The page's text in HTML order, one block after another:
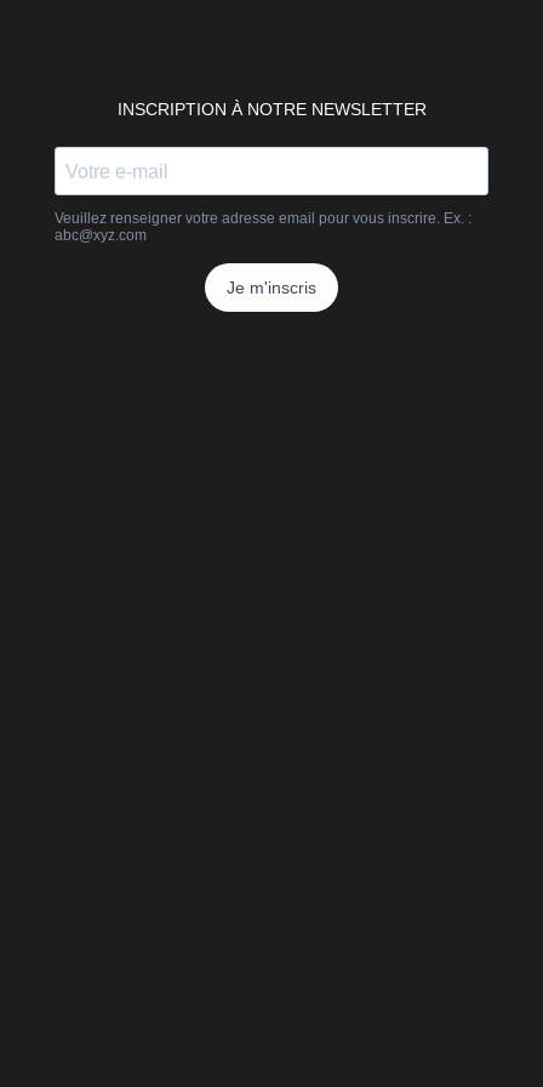
INSCRIPTION À NOTRE NEWSLETTER
Veuillez renseigner votre adresse email pour vous inscrire. Ex. :
abc@xyz.com
Je m'inscris